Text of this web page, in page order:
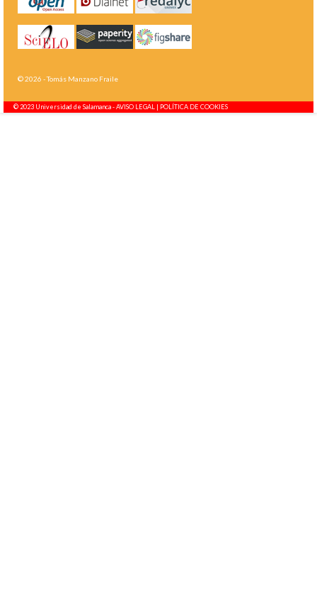
© 2026 - Tomás Manzano Fraile
© 2023 Universidad de Salamanca -AVISO LEGAL | POLÍTICA DE COOKIES